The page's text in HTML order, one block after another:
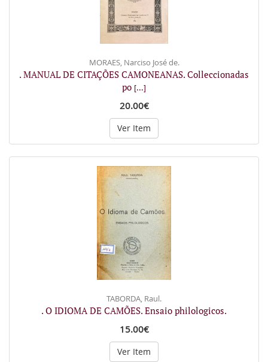
MORAES, Narciso José de.
. MANUAL DE CITAÇÕES CAMONEANAS. Colleccionadas
po [...]
20.00€
Ver Item
TABORDA, Raul.
. O IDIOMA DE CAMÕES. Ensaio philologicos.
15.00€
Ver Item